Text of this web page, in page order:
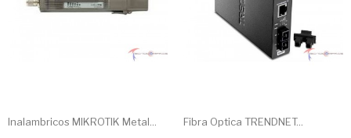
Inalambricos MIKROTIK Metal...
Fibra Optica TRENDNET...